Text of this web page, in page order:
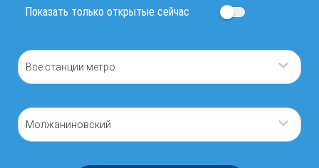
Показать только открытые сейчас
Все станции метро
Молжаниновский